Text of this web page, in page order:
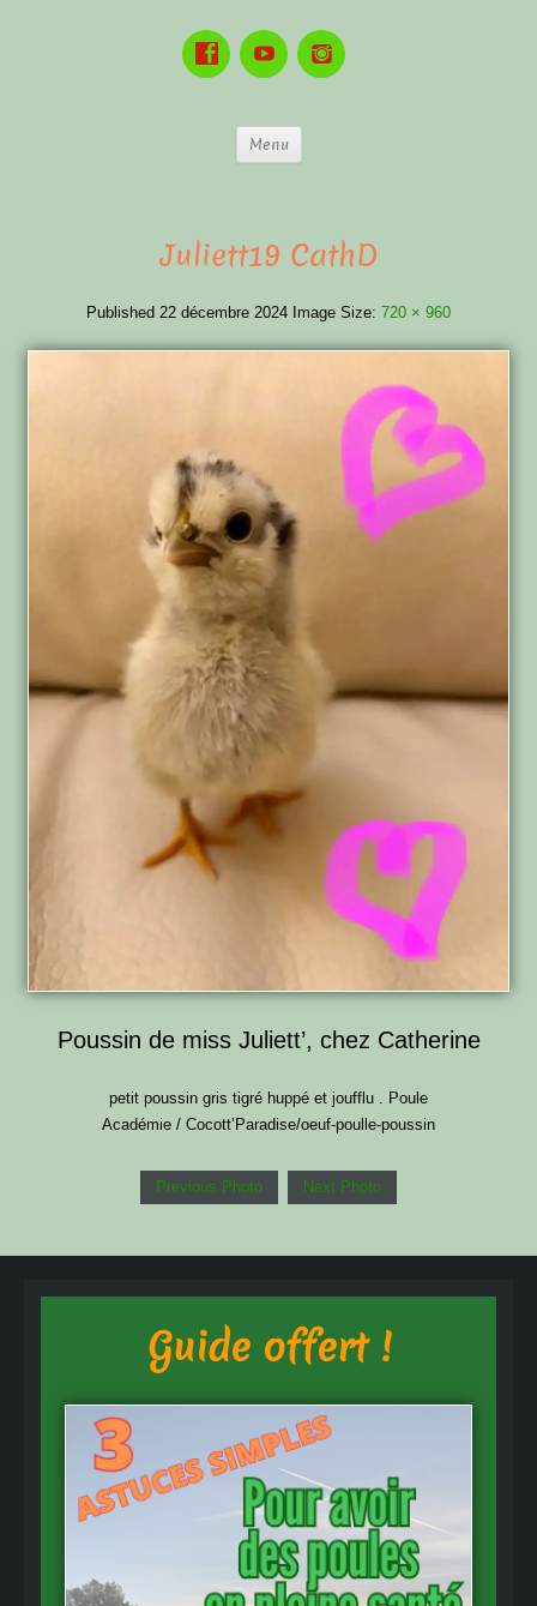
Menu
Juliett19 CathD
Published 22 décembre 2024 Image Size: 720 × 960
Poussin de miss Juliett’, chez Catherine
petit poussin gris tigré huppé et joufflu . Poule
Académie / Cocott’Paradise/oeuf-poulle-poussin
Previous Photo Next Photo
Guide offert !